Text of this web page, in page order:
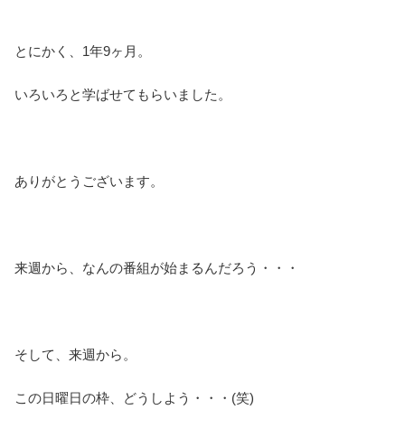
とにかく、1年9ヶ月。
いろいろと学ばせてもらいました。
ありがとうございます。
来週から、なんの番組が始まるんだろう・・・
そして、来週から。
この日曜日の枠、どうしよう・・・(笑)